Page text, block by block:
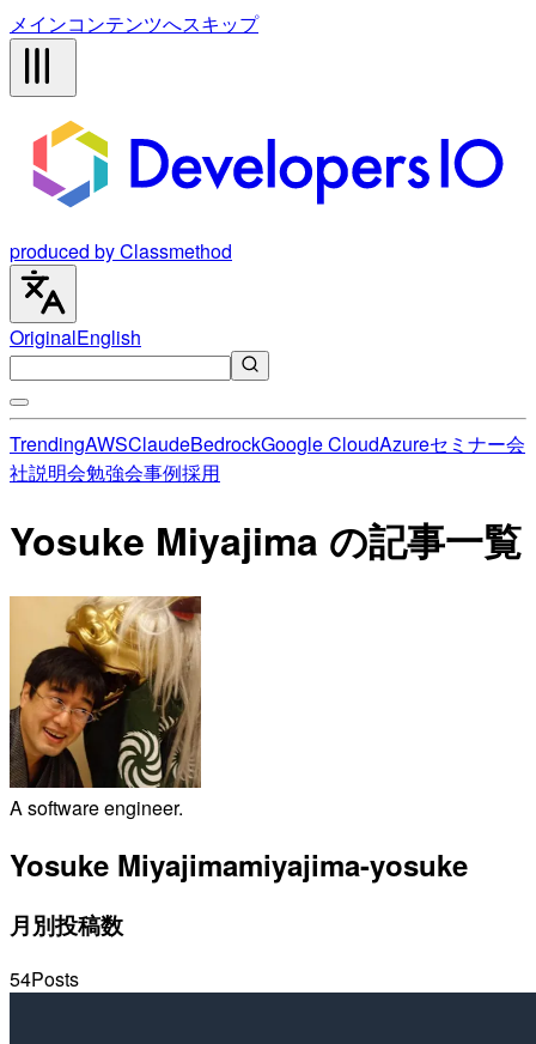
メインコンテンツへスキップ
produced by Classmethod
OriginalEnglish
TrendingAWSClaudeBedrockGoogle CloudAzureセミナー会
社説明会勉強会事例採用
Yosuke Miyajima の記事一覧
A software engineer.
Yosuke Miyajimamiyajima-yosuke
月別投稿数
54Posts